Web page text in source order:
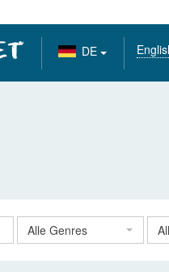
DE
Alle Genres